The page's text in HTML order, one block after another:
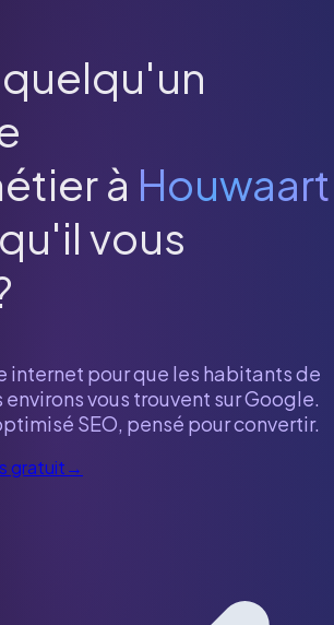
à Houwaart
vous
internet pour que les habitants de
environs vous trouvent sur Google.
SEO, pensé pour convertir.
gratuit→